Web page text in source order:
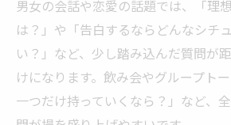
男女の会話や恋愛の話題では、「理
は？」や「告白するならどんなシチ
い？」など、少し踏み込んだ質問が
けになります。飲み会やグループト
一つだけ持っていくなら？」など、